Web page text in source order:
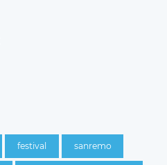
festival sanremo